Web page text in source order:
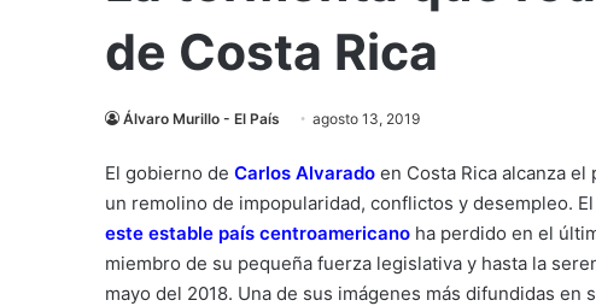
de Costa Rica
Álvaro Murillo - El País agosto 13, 2019
El gobierno de Carlos Alvarado en Costa Rica alcanza
un remolino de impopularidad, conflictos y desempleo. El
este estable país centroamericano ha perdido en el
miembro de su pequeña fuerza legislativa y hasta la
mayo del 2018. Una de sus imágenes más difundidas